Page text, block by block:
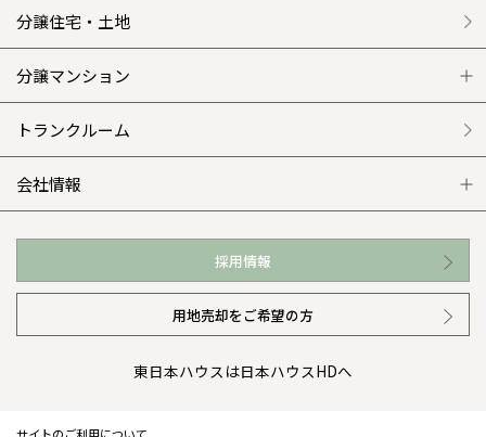
施工事例
平屋の家
外観・インテリア集
WEB住宅展示場
お近くの展示場
イベント情報
選ばれる理由
リフォームの流れ
介護保険利用で快適リフォーム
カタログ請求（無料）
賃貸併用住宅のメリット
安心のサポートシステム
商品紹介
展示場案内
分譲住宅・土地
分譲マンション
分譲マンション トップ
ワザックとは
高い信頼性
安心の管理体制
トランクルーム
会社情報
会社情報 トップ
ニュースリリース
採用情報
用地売却をご希望の方
東日本ハウスは日本ハウスHDへ
サイトのご利用について